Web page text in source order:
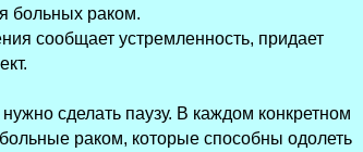
больных раком.
сообщает устремленность, придает
сделать паузу. В каждом конкретном
раком, которые способны одолеть